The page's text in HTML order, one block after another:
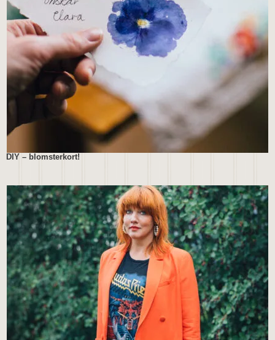
DIY – blomsterkort!